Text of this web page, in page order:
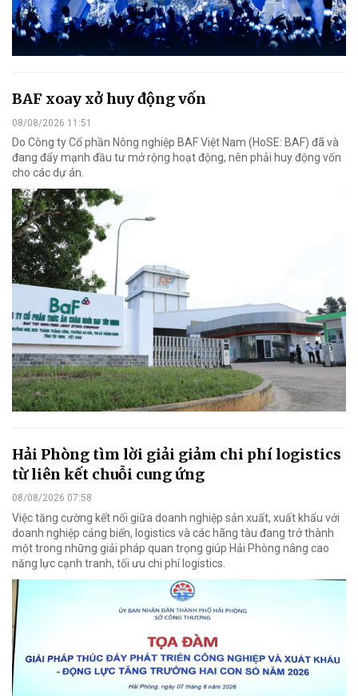
BAF xoay xở huy động vốn
08/08/2026 11:51
Do Công ty Cổ phần Nông nghiệp BAF Việt Nam (HoSE: BAF) đã và
đang đẩy mạnh đầu tư mở rộng hoạt động, nên phải huy động vốn
cho các dự án.
Hải Phòng tìm lời giải giảm chi phí logistics
từ liên kết chuỗi cung ứng
08/08/2026 07:58
Việc tăng cường kết nối giữa doanh nghiệp sản xuất, xuất khẩu với
doanh nghiệp cảng biển, logistics và các hãng tàu đang trở thành
một trong những giải pháp quan trọng giúp Hải Phòng nâng cao
năng lực cạnh tranh, tối ưu chi phí logistics.